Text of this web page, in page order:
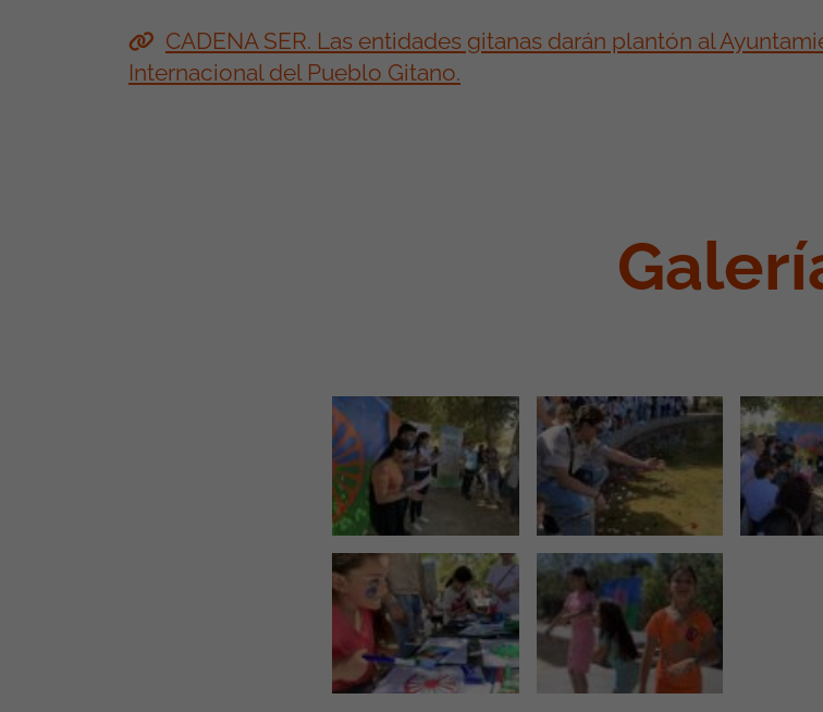
CADENA SER. Las entidades gitanas darán plantón al
Internacional del Pueblo Gitano.